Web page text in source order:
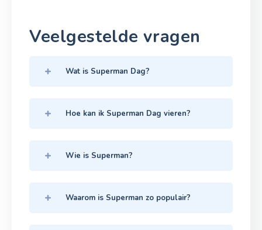
Veelgestelde vragen
Wat is Superman Dag?
Hoe kan ik Superman Dag vieren?
Wie is Superman?
Waarom is Superman zo populair?